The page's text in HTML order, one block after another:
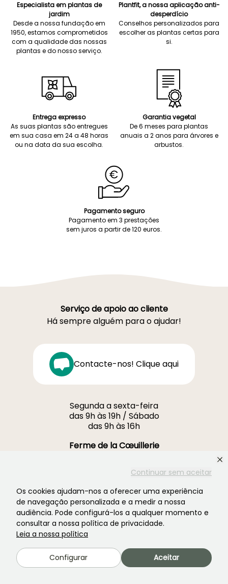
Continuar sem aceitar
Os cookies ajudam-nos a oferecer uma experiência
de navegação personalizada e a medir a nossa
audiência. Pode configurá-los a qualquer momento e
consultar a nossa política de privacidade.
Leia a nossa política
Configurar Aceitar
Especialista em plantas de
jardim
Desde a nossa fundação em
1950, estamos comprometidos
com a qualidade das nossas
plantas e do nosso serviço.
Plantfit, a nossa aplicação anti-
desperdício
Conselhos personalizados para
escolher as plantas certas para
si.
Entrega expresso
As suas plantas são entregues
em sua casa em 24 a 48 horas
ou na data da sua escolha.
Garantia vegetal
De 6 meses para plantas
anuais a 2 anos para árvores e
arbustos.
Pagamento seguro
Pagamento em 3 prestações
sem juros a partir de 120 euros.
Serviço de apoio ao cliente
Há sempre alguém para o ajudar!
Contacte-nos! Clique aqui
Segunda a sexta-feira
das 9h às 19h / Sábado
das 9h às 16h
Ferme de la Cœuillerie
59840 Premesques
Contacte-nos →
MAIS DE 3700 AVALIAÇÕES CERTIFICADAS:
A SUA EXPERIÊNCIA É IMPORTANTE PARA
NÓS